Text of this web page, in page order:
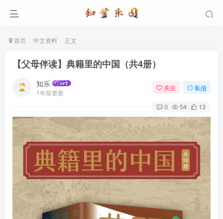
首页 中文资料 正文
【父母伴读】典籍里的中国（共4册）
知乐
1年前更新
关注 私信
0 54 13